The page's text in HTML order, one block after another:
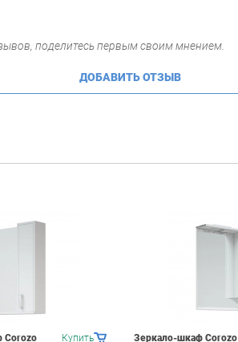
поделитесь первым своим мнением.
ДОБАВИТЬ ОТЗЫВ
Купить
Corozo Зеркало-шкаф Corozo